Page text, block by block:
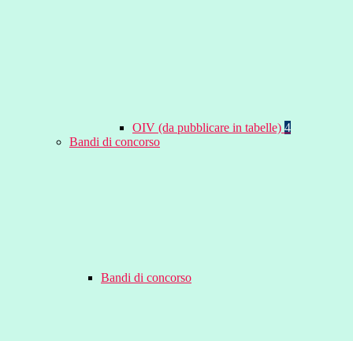
OIV (da pubblicare in tabelle) 4
Bandi di concorso
Bandi di concorso